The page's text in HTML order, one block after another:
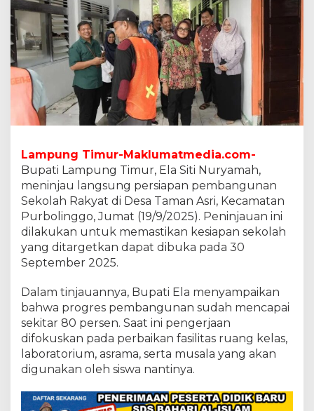
m
u
r
T
j
a
S
k
l
a
h
R
k
y
d
D
e
s
a
T
m
a
Lampung Timur-Maklumatmedia.com-
Bupati Lampung Timur, Ela Siti Nuryamah,
meninjau langsung persiapan pembangunan
Sekolah Rakyat di Desa Taman Asri, Kecamatan
Purbolinggo, Jumat (19/9/2025). Peninjauan ini
dilakukan untuk memastikan kesiapan sekolah
yang ditargetkan dapat dibuka pada 30
September 2025.
Dalam tinjauannya, Bupati Ela menyampaikan
bahwa progres pembangunan sudah mencapai
sekitar 80 persen. Saat ini pengerjaan
difokuskan pada perbaikan fasilitas ruang kelas,
laboratorium, asrama, serta musala yang akan
digunakan oleh siswa nantinya.